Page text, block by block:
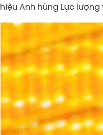
hiệu Anh hùng Lực